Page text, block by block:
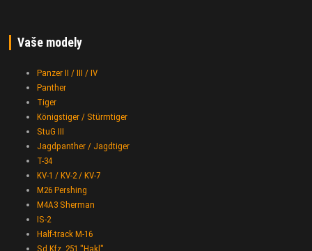
Vaše modely
Panzer II / III / IV
Panther
Tiger
Königstiger / Stürmtiger
StuG III
Jagdpanther / Jagdtiger
T-34
KV-1 / KV-2 / KV-7
M26 Pershing
M4A3 Sherman
IS-2
Half-track M-16
Sd.Kfz. 251 "Hakl"